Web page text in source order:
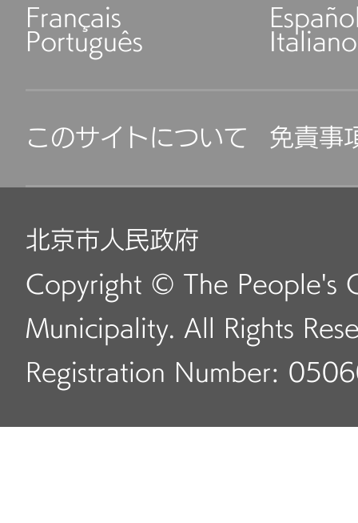
Français
Português Italiano
このサイトについて 免責事
北京市人民政府
Copyright © The People's
Municipality. All Rights
Registration Number: